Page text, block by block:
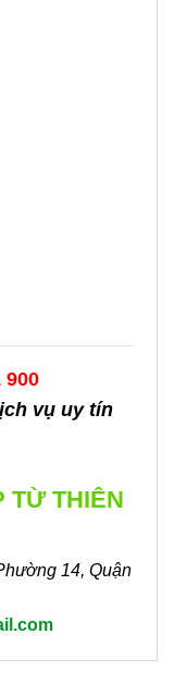
900
vụ uy tín
TỪ THIÊN
14, Quận